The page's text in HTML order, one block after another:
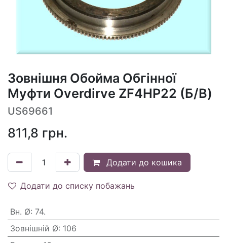
Зовнішня Обойма Обгінної
Муфти Overdirve ZF4HP22 (Б/В)
US69661
811,8 грн.
Додати до кошика
Додати до списку побажань
Вн. Ø: 74.
Зовнішній Ø: 106